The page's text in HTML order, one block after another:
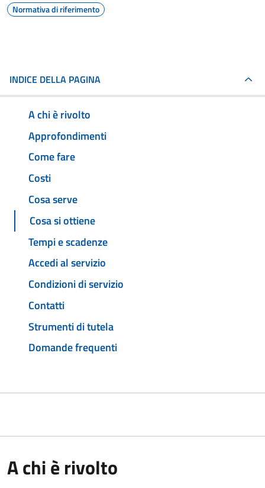
Normativa di riferimento
INDICE DELLA PAGINA
A chi è rivolto
Approfondimenti
Come fare
Costi
Cosa serve
Cosa si ottiene
Tempi e scadenze
Accedi al servizio
Condizioni di servizio
Contatti
Strumenti di tutela
Domande frequenti
A chi è rivolto